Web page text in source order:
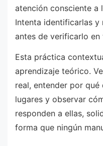
atención consciente a
Intenta identificarlas
antes de verificarlo en
Esta práctica
aprendizaje teórico.
real, entender por
lugares y observar
responden a ellas,
forma que ningún